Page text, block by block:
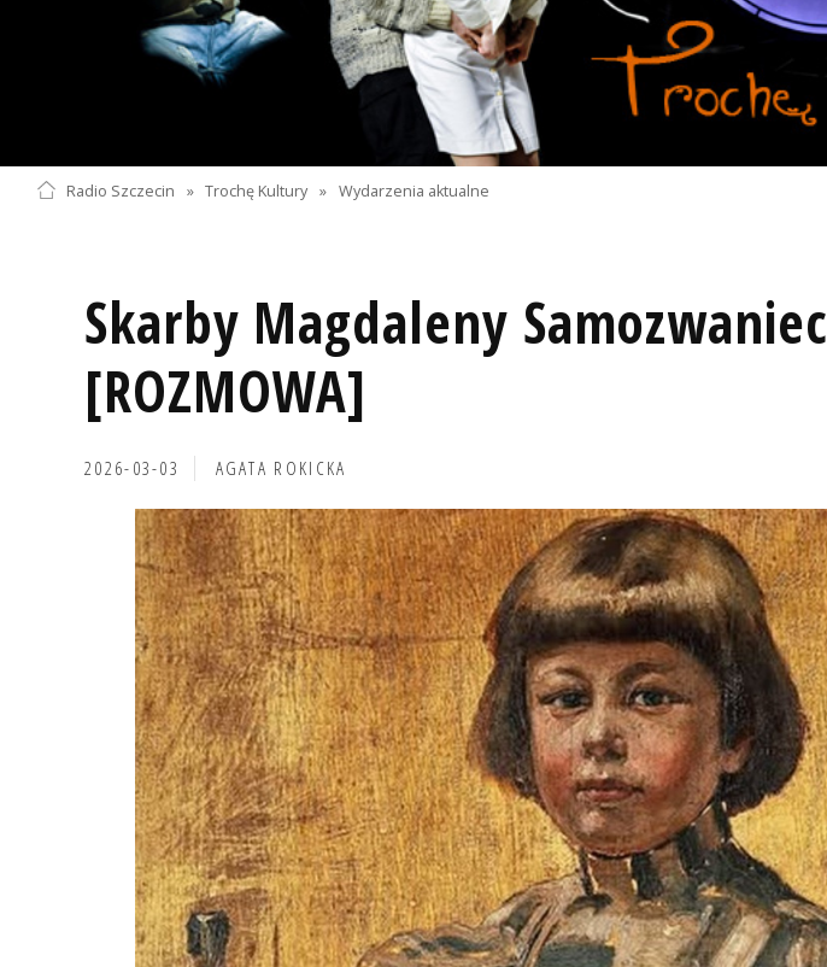
Radio Szczecin » Trochę Kultury » Wydarzenia aktualne
Skarby Magdaleny Samozwaniec
[ROZMOWA]
2026-03-03 AGATA ROKICKA